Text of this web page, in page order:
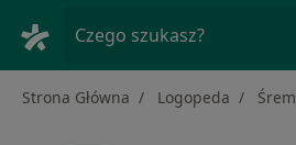
Czego szukasz?
Strona Główna Logopeda Śrem